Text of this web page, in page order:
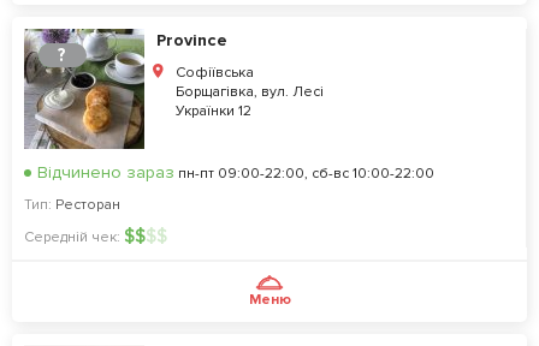
?
Province
Софіївська
Борщагівка, вул. Лесі
Українки 12
Відчинено зараз пн-пт 09:00-22:00, сб-вс 10:00-22:00
Тип: Ресторан
Середній чек: $$$$
Меню